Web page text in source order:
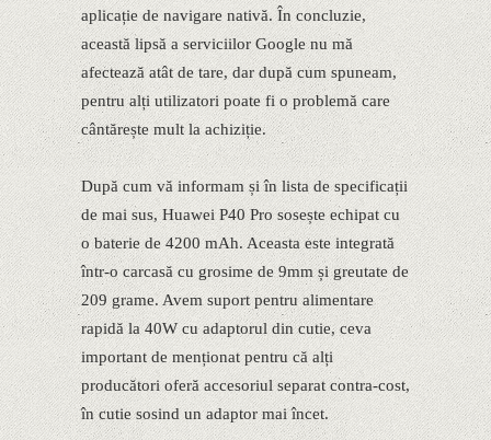
aplicație de navigare nativă. În concluzie,
această lipsă a serviciilor Google nu mă
afectează atât de tare, dar după cum spuneam,
pentru alți utilizatori poate fi o problemă care
cântărește mult la achiziție.
După cum vă informam și în lista de specificații
de mai sus, Huawei P40 Pro sosește echipat cu
o baterie de 4200 mAh. Aceasta este integrată
într-o carcasă cu grosime de 9mm și greutate de
209 grame. Avem suport pentru alimentare
rapidă la 40W cu adaptorul din cutie, ceva
important de menționat pentru că alți
producători oferă accesoriul separat contra-cost,
în cutie sosind un adaptor mai încet.